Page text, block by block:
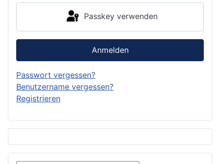
Passkey verwenden
Anmelden
Passwort vergessen?
Benutzername vergessen?
Registrieren